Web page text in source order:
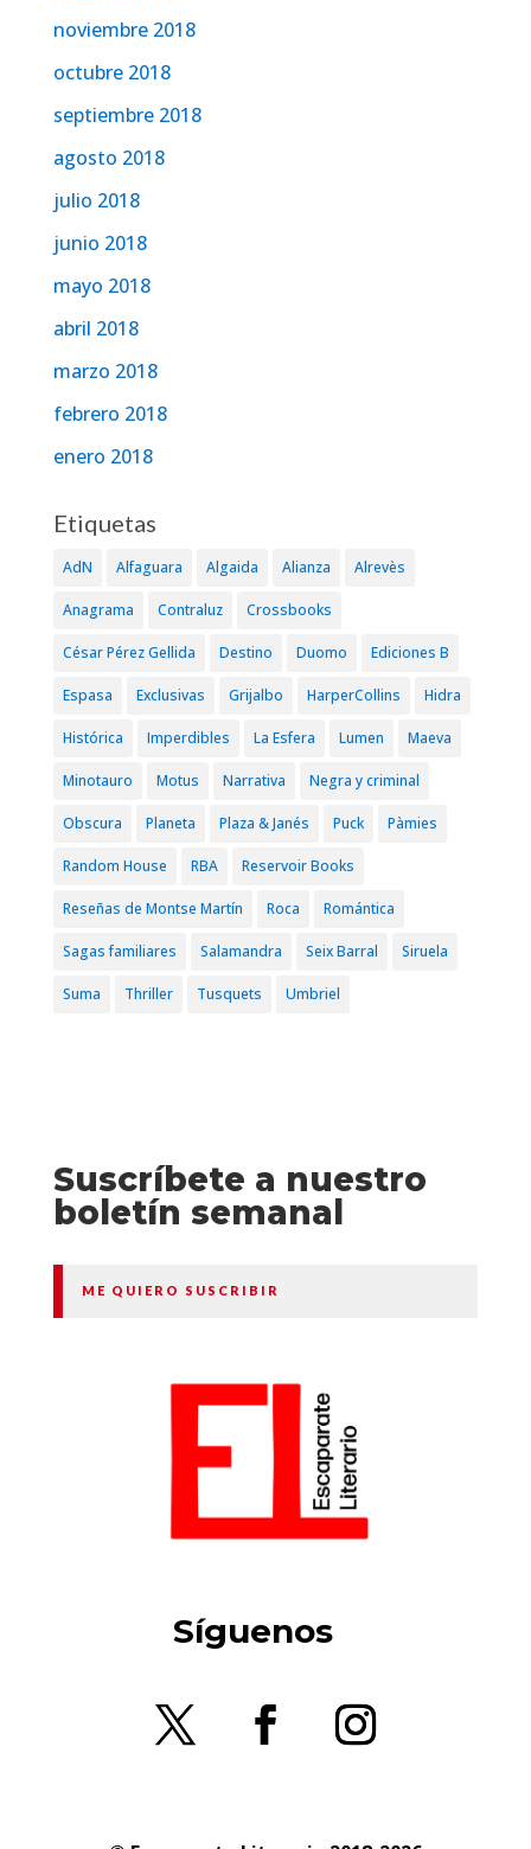
noviembre 2018
octubre 2018
septiembre 2018
agosto 2018
julio 2018
junio 2018
mayo 2018
abril 2018
marzo 2018
febrero 2018
enero 2018
Etiquetas
AdN Alfaguara Algaida Alianza Alrevès
Anagrama Contraluz Crossbooks
César Pérez Gellida Destino Duomo Ediciones B
Espasa Exclusivas Grijalbo HarperCollins Hidra
Histórica Imperdibles La Esfera Lumen Maeva
Minotauro Motus Narrativa Negra y criminal
Obscura Planeta Plaza & Janés Puck Pàmies
Random House RBA Reservoir Books
Reseñas de Montse Martín Roca Romántica
Sagas familiares Salamandra Seix Barral Siruela
Suma Thriller Tusquets Umbriel
Suscríbete a nuestro
boletín semanal
ME QUIERO SUSCRIBIR
Síguenos